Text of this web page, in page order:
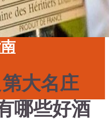
大名庄
哪些好酒